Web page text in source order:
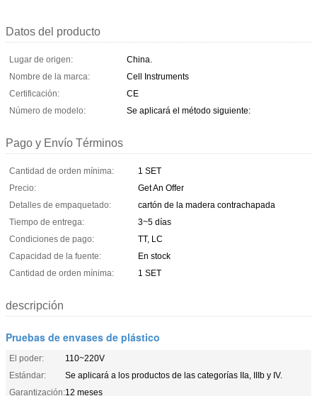
Datos del producto
Lugar de origen:
China.
Nombre de la marca:
Cell Instruments
Certificación:
CE
Número de modelo:
Se aplicará el método siguiente:
Pago y Envío Términos
Cantidad de orden mínima:
1 SET
Precio:
Get An Offer
Detalles de empaquetado:
cartón de la madera contrachapada
Tiempo de entrega:
3~5 días
Condiciones de pago:
TT, LC
Capacidad de la fuente:
En stock
Cantidad de orden mínima:
1 SET
descripción
Pruebas de envases de plástico
El poder:
110~220V
Estándar:
Se aplicará a los productos de las categorías IIa, IIIb y IV.
Garantización:12 meses